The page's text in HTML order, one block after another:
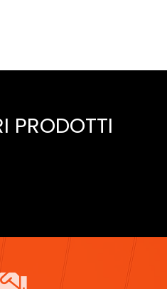
PRODOTTI